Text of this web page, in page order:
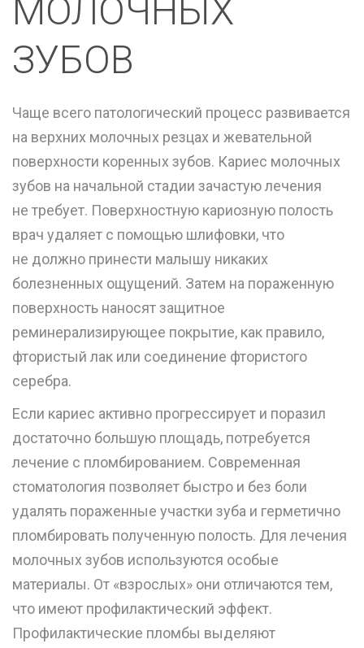
МОЛОЧНЫХ
ЗУБОВ
Чаще всего патологический процесс развивается
на верхних молочных резцах и жевательной
поверхности коренных зубов. Кариес молочных
зубов на начальной стадии зачастую лечения
не требует. Поверхностную кариозную полость
врач удаляет с помощью шлифовки, что
не должно принести малышу никаких
болезненных ощущений. Затем на пораженную
поверхность наносят защитное
реминерализирующее покрытие, как правило,
фтористый лак или соединение фтористого
серебра.
Если кариес активно прогрессирует и поразил
достаточно большую площадь, потребуется
лечение с пломбированием. Современная
стоматология позволяет быстро и без боли
удалять пораженные участки зуба и герметично
пломбировать полученную полость. Для лечения
молочных зубов используются особые
материалы. От «взрослых» они отличаются тем,
что имеют профилактический эффект.
Профилактические пломбы выделяют